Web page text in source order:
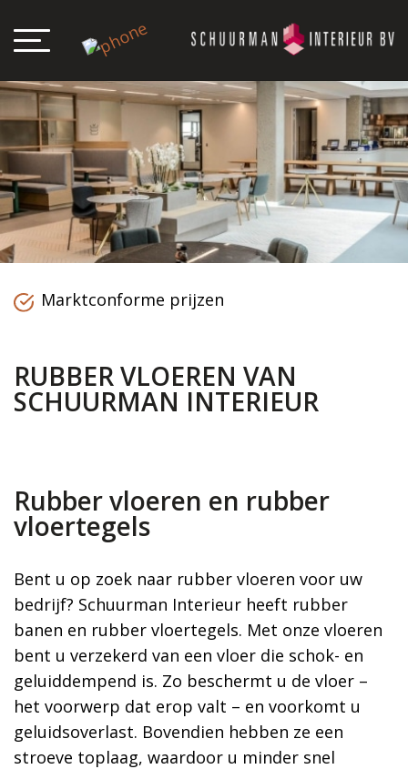
Marktconforme prijzen
RUBBER VLOEREN VAN
SCHUURMAN INTERIEUR
Rubber vloeren en rubber
vloertegels
Bent u op zoek naar rubber vloeren voor uw
bedrijf? Schuurman Interieur heeft rubber
banen en rubber vloertegels. Met onze vloeren
bent u verzekerd van een vloer die schok- en
geluiddempend is. Zo beschermt u de vloer –
het voorwerp dat erop valt – en voorkomt u
geluidsoverlast. Bovendien hebben ze een
stroeve toplaag, waardoor u minder snel